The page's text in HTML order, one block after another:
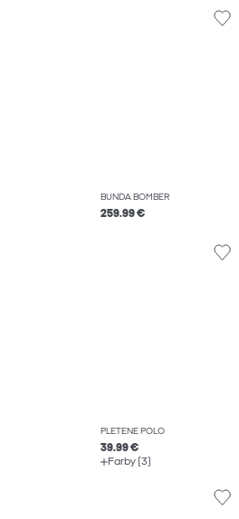
BUNDA BOMBER
259.99 €
PLETENÉ POLO
39.99 €
Farby (3)